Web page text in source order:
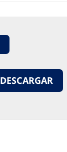
DESCARGAR